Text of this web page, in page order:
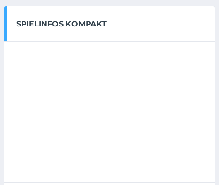
SPIELINFOS KOMPAKT